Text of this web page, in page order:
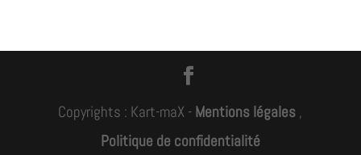
Copyrights : Kart-maX - Mentions légales ,
Politique de confidentialité